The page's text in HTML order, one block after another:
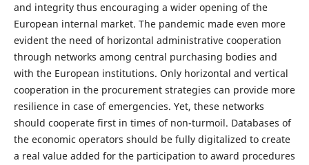
and integrity thus encouraging a wider opening of the
European internal market. The pandemic made even more
evident the need of horizontal administrative cooperation
through networks among central purchasing bodies and
with the European institutions. Only horizontal and vertical
cooperation in the procurement strategies can provide more
resilience in case of emergencies. Yet, these networks
should cooperate first in times of non-turmoil. Databases of
the economic operators should be fully digitalized to create
a real value added for the participation to award procedures